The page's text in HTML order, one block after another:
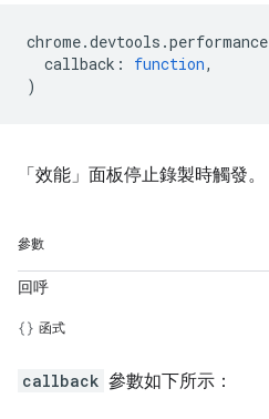
chrome.devtools .performance
callback : function,
)
「效能」面板停止錄製時觸發。
參數
回呼
函式
callback 參數如下所示：